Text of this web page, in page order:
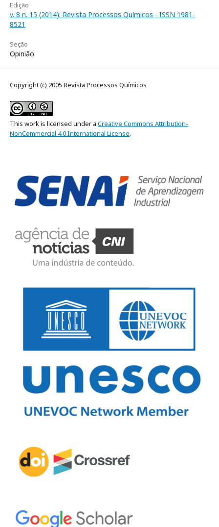
Edição
v. 8 n. 15 (2014): Revista Processos Químicos - ISSN 1981-
8521
Seção
Opinião
Copyright (c) 2005 Revista Processos Químicos
This work is licensed under a Creative Commons Attribution-
NonCommercial 4.0 International License.